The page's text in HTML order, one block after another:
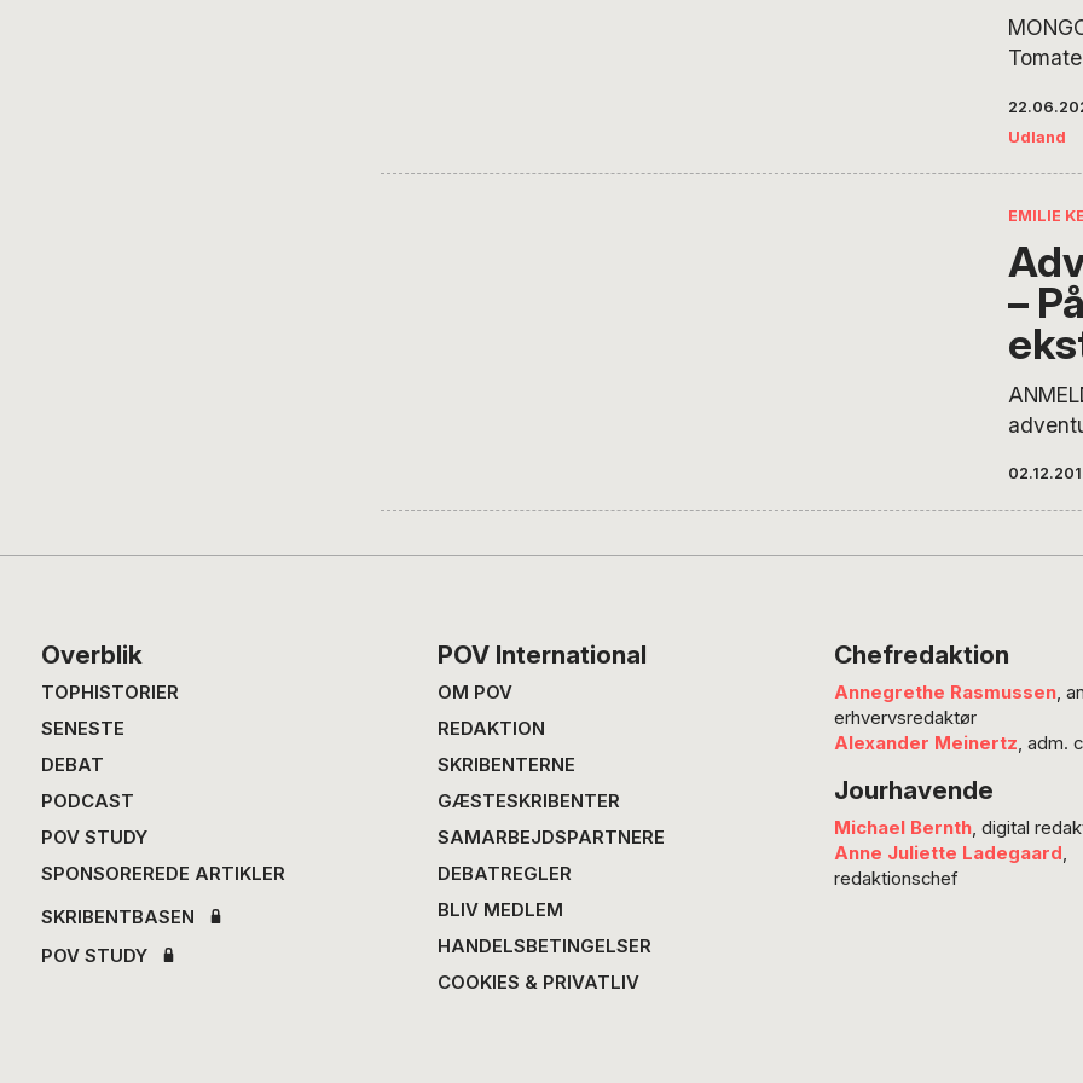
dyrker
ekstra
Udland
EMILIE
–
dog
en 42-
Footer
Overblik
TOPHISTORIER
SENESTE
DEBAT
PODCAST
POV STUDY
SPONSOREREDE ARTIKLER
SKRIBENTBASEN
POV STUDY
POV International
OM POV
REDAKTION
SKRIBENTERNE
GÆSTESKRIBENTER
SAMARBEJDSPARTNERE
DEBATREGLER
BLIV MEDLEM
HANDELSBETINGELSER
COOKIES & PRIVATLIV
Chefredaktion
Annegrethe Rasmussen,
erhvervsredaktør
Alexander Meinertz, adm.
Jourhavende
Michael Bernth, digital
Anne Juliette Ladegaard,
redaktionschef